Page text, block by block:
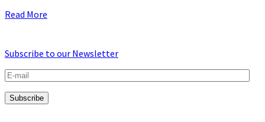
Read More
Subscribe to our Newsletter